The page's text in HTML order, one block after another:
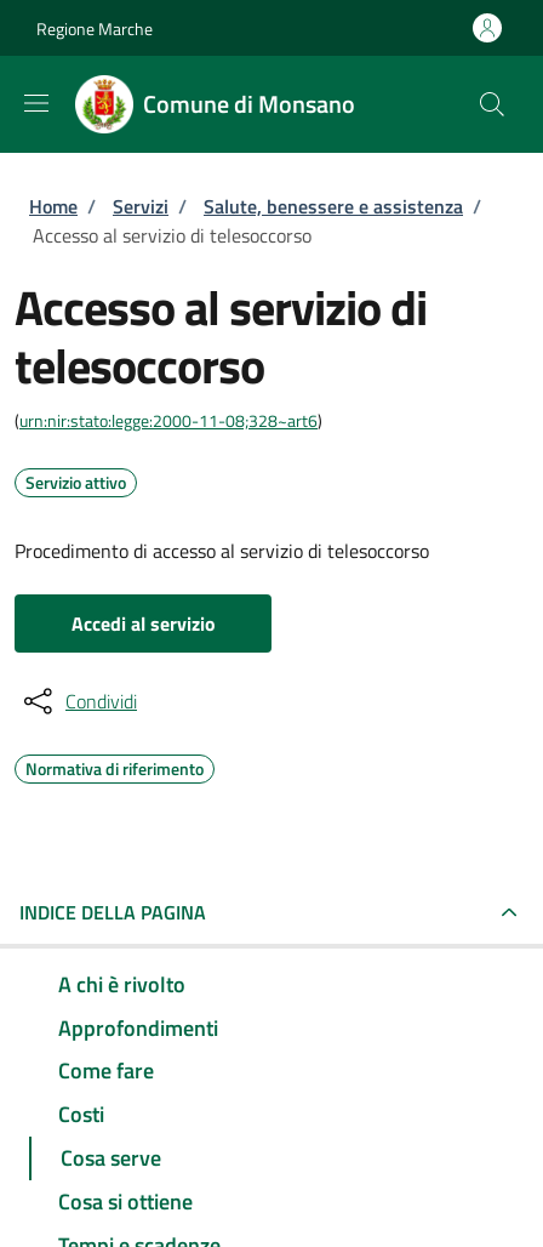
Regione Marche
Comune di Monsano
Briciole di pane
Home / Servizi / Salute, benessere e assistenza /
Accesso al servizio di telesoccorso
Accesso al servizio di
telesoccorso
(urn:nir:stato:legge:2000-11-08;328~art6)
Servizio attivo
Procedimento di accesso al servizio di telesoccorso
Accedi al servizio
Condividi
Normativa di riferimento
INDICE DELLA PAGINA
A chi è rivolto
Approfondimenti
Come fare
Costi
Cosa serve
Cosa si ottiene